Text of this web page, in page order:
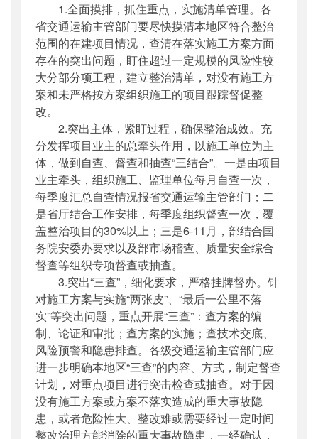
1.全面摸排，抓住重点，实施清单管理。各
省交通运输主管部门要尽快摸清本地区符合整治
范围的在建项目情况，查清在落实施工方案方面
存在的突出问题，盯住超过一定规模的风险性较
大分部分项工程，建立整治清单，对没有施工方
案和未严格按方案组织施工的项目跟踪督促整
改。
2.突出主体，紧盯过程，确保整治成效。充
分发挥项目业主的总牵头作用，以施工单位为主
体，做到自查、督查和抽查“三结合”。一是由项目
业主牵头，组织施工、监理单位每月自查一次，
每季度汇总自查情况报省交通运输主管部门；二
是省厅结合工作安排，每季度组织督查一次，覆
盖整治项目的30%以上；三是6-11月，部结合国
务院安委办要求以及部市场稽查、质量安全综合
督查等组织专项督查或抽查。
3.突出“三查”，细化要求，严格挂牌督办。针
对施工方案与实施“两张皮”、“最后一公里不落
实”等突出问题，重点开展“三查”：查方案的编
制、论证和审批；查方案的实施；查技术交底、
风险预警和隐患排查。各级交通运输主管部门应
进一步明确本地区“三查”的内容、方式，制定督查
计划，对重点项目进行突击检查或抽查。对于因
没有施工方案或方案不落实造成的重大事故隐
患，或者危险性大、整改难或需要经过一定时间
整改治理方能消除的重大事故隐患，一经确认，